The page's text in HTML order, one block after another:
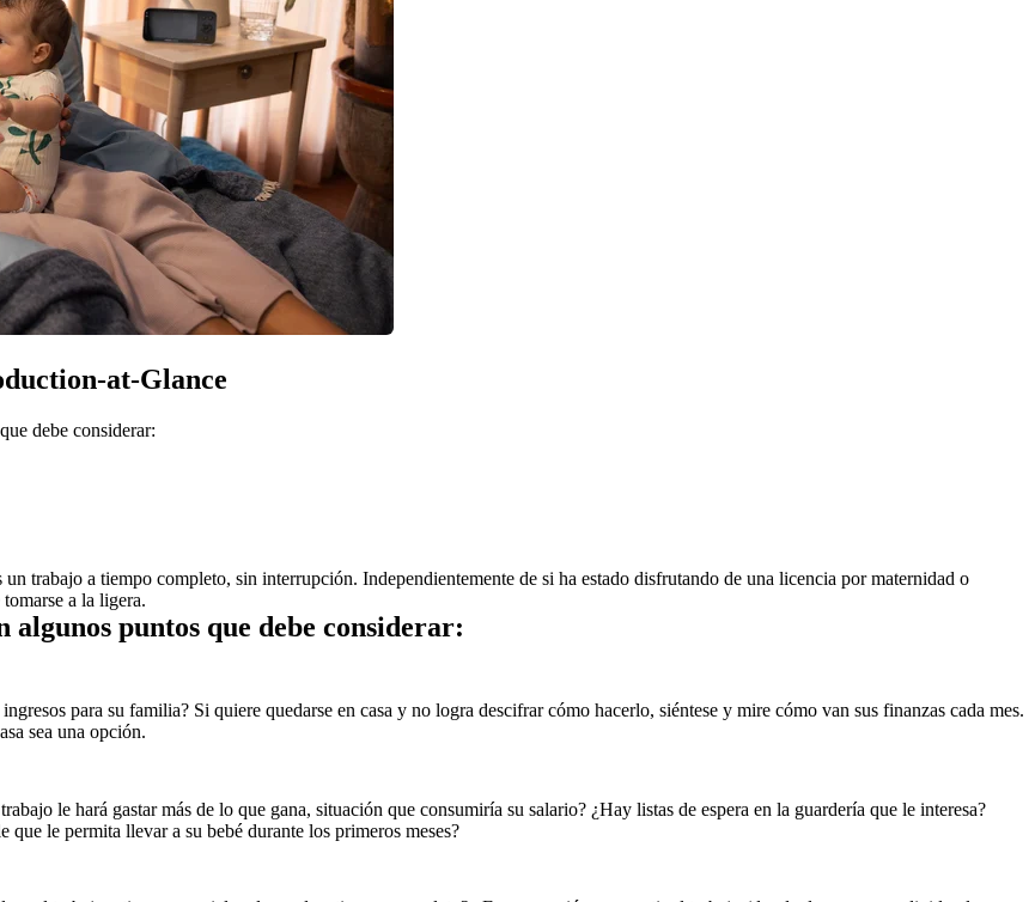
at-Glance
debe considerar:
trabajo a tiempo completo, sin interrupción. Independientemente de si ha estado disfrutando de una licencia por maternidad o
a la ligera.
algunos puntos que debe considerar:
para su familia? Si quiere quedarse en casa y no logra descifrar cómo hacerlo, siéntese y mire cómo van sus finanzas cada mes.
sea una opción.
le hará gastar más de lo que gana, situación que consumiría su salario? ¿Hay listas de espera en la guardería que le interesa?
le permita llevar a su bebé durante los primeros meses?